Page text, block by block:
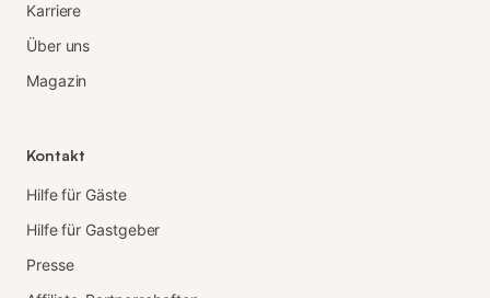
Karriere
Über uns
Magazin
Kontakt
Hilfe für Gäste
Hilfe für Gastgeber
Presse